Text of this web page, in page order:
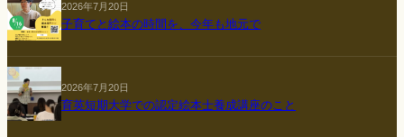
2026年7月20日
子育てと絵本の時間を、今年も地元で
2026年7月20日
育英短期大学での認定絵本士養成講座のこと